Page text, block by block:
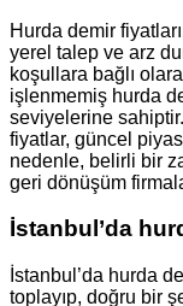
Hurda demir
yerel talep ve arz
koşullara bağlı
işlenmemiş hurda
seviyelerine
fiyatlar, güncel
nedenle, belirli bir
geri dönüşüm
İstanbul’da
İstanbul’da hurda
toplayıp, doğru bir